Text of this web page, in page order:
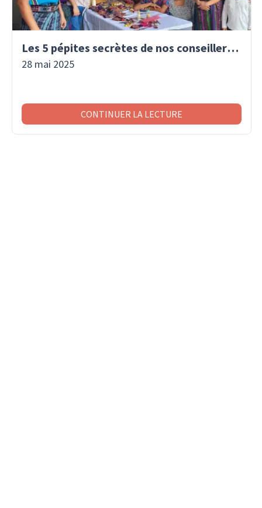
Les 5 pépites secrètes de nos conseillers voyage
28 mai 2025
CONTINUER LA LECTURE